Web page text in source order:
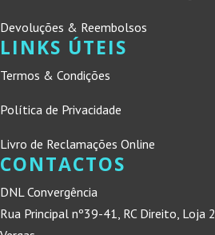
Devoluções & Reembolsos
LINKS ÚTEIS
Termos & Condições
Política de Privacidade
Livro de Reclamações Online
CONTACTOS
DNL Convergência
Rua Principal nº39-41, RC Direito, Loja 2